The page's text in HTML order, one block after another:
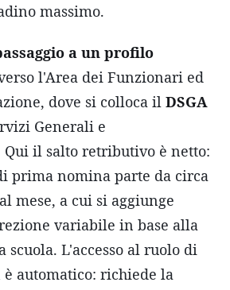
massimo.
a un profilo
l'Area dei Funzionari ed
dove si colloca il DSGA
Generali e
il salto retributivo è netto:
prima nomina parte da circa
mese, a cui si aggiunge
variabile in base alla
scuola. L'accesso al ruolo di
è automatico: richiede la